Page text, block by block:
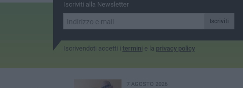
Iscriviti alla Newsletter
Iscriviti
Iscrivendoti accetti i termini e la privacy policy
7 AGOSTO 2026